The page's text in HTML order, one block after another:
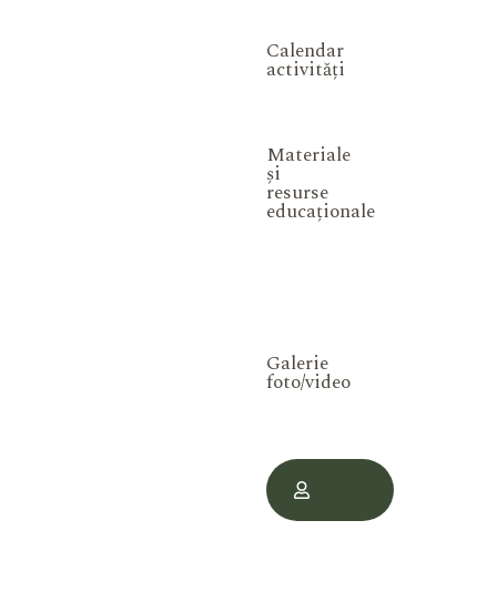
Calendar
activități
Materiale
și
resurse
educaționale
Galerie
foto/video